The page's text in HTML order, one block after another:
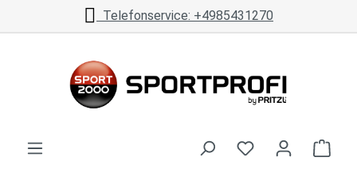
Zum Hauptinhalt springenTelefonservice: +4985431270